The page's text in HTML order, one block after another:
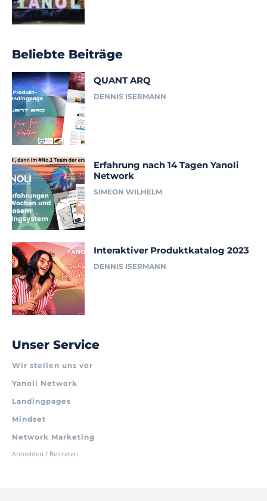
Beliebte Beiträge
QUANT ARQ
DENNIS ISERMANN
Erfahrung nach 14 Tagen Yanoli
Network
SIMEON WILHELM
Interaktiver Produktkatalog 2023
DENNIS ISERMANN
Unser Service
Wir stellen uns vor
Yanoli Network
Landingpages
Mindset
Network Marketing
Anmelden / Beitreten